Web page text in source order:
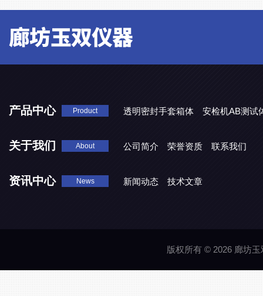
产品中心 Product 透明密封手套箱体 安检机AB测试
关于我们 About 公司简介 荣誉资质 联系我们
资讯中心 News 新闻动态 技术文章
版权所有 © 2026 廊坊